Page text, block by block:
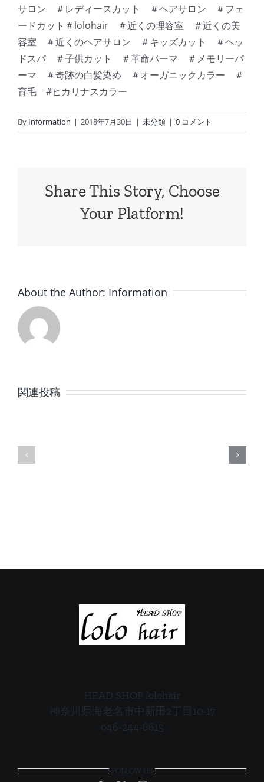
サロン ＃レディースカット ＃ヘアサロン ＃フェ
ードカット＃lolohair ＃近くの理容室 ＃近くの美
容室 ＃近くのヘアサロン ＃キッズカット ＃ヘッ
ドスパ ＃子供カット ＃革命パーマ ＃メモリーパ
ーマ ＃奇跡の白髪染め ＃オーガニックカラー ＃
育毛 #ヒカリナスカラー
By Information | 2018年7月30日 | 未分類 | 0 コメント
Share This Story, Choose
Your Platform!
About the Author: Information
関連投稿 月
内
月
内
HEAD SHOP lolohair
神奈川県海老名市中新田2丁目10-17
046-244-6615
FOLLOW US